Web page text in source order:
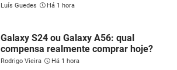
Luís Guedes Há 1 hora
Galaxy S24 ou Galaxy A56: qual
compensa realmente comprar hoje?
Rodrigo Vieira Há 1 hora